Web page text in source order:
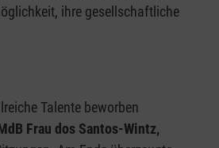
ihre gesellschaftliche
Talente beworben
Frau dos Santos-Wintz,